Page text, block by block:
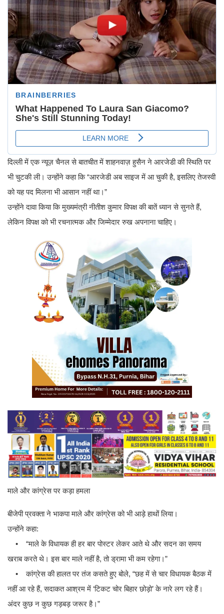
दिल्ली में एक न्यूज़ चैनल से बातचीत में शाहनवाज़ हुसैन ने आरजेडी की स्थिति पर
भी चुटकी ली। उन्होंने कहा कि “आरजेडी अब साइज में आ चुकी है, इसलिए तेजस्वी
को यह पद मिलना भी आसान नहीं था।”
उन्होंने दावा किया कि मुख्यमंत्री नीतीश कुमार विपक्ष की बातें ध्यान से सुनते हैं,
लेकिन विपक्ष को भी रचनात्मक और जिम्मेदार रुख अपनाना चाहिए।
माले और कांग्रेस पर कड़ा हमला
बीजेपी प्रवक्ता ने भाकपा माले और कांग्रेस को भी आड़े हाथों लिया।
उन्होंने कहा:
• “माले के विधायक ही हर बार पोस्टर लेकर आते थे और सदन का समय
खराब करते थे। इस बार माले नहीं है, तो ड्रामा भी कम रहेगा।”
• कांग्रेस की हालत पर तंज कसते हुए बोले, “छह में से चार विधायक बैठक में
नहीं आ रहे हैं, सदाकत आश्रम में ‘टिकट चोर बिहार छोड़ो’ के नारे लग रहे हैं।
अंदर कुछ न कुछ गड़बड़ जरूर है।”